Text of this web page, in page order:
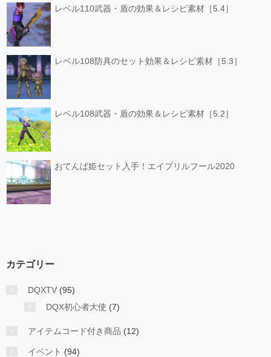
レベル110武器・盾の効果＆レシピ素材［5.4］
レベル108防具のセット効果＆レシピ素材［5.3］
レベル108武器・盾の効果＆レシピ素材［5.2］
おてんば姫セット入手！エイプリルフール2020
カテゴリー
DQXTV (95)
DQX初心者大使 (7)
アイテムコード付き商品 (12)
イベント (94)